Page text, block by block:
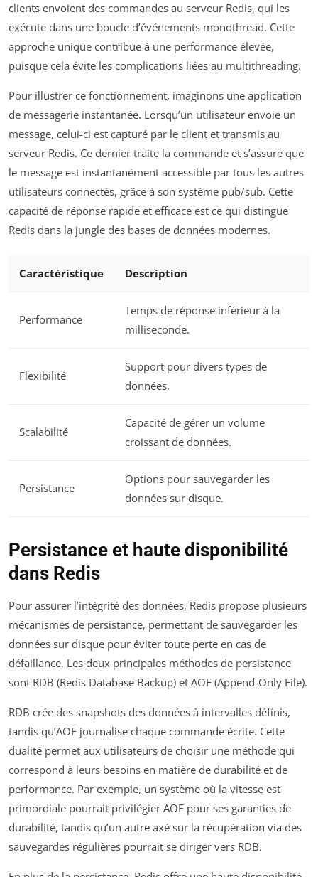
clients envoient des commandes au serveur Redis, qui les
exécute dans une boucle d’événements monothread. Cette
approche unique contribue à une performance élevée,
puisque cela évite les complications liées au multithreading.
Pour illustrer ce fonctionnement, imaginons une application
de messagerie instantanée. Lorsqu’un utilisateur envoie un
message, celui-ci est capturé par le client et transmis au
serveur Redis. Ce dernier traite la commande et s’assure que
le message est instantanément accessible par tous les autres
utilisateurs connectés, grâce à son système pub/sub. Cette
capacité de réponse rapide et efficace est ce qui distingue
Redis dans la jungle des bases de données modernes.
Caractéristique Description
Performance
Temps de réponse inférieur à la
milliseconde.
Flexibilité
Support pour divers types de
données.
Scalabilité
Capacité de gérer un volume
croissant de données.
Persistance
Options pour sauvegarder les
données sur disque.
Persistance et haute disponibilité
dans Redis
Pour assurer l’intégrité des données, Redis propose plusieurs
mécanismes de persistance, permettant de sauvegarder les
données sur disque pour éviter toute perte en cas de
défaillance. Les deux principales méthodes de persistance
sont RDB (Redis Database Backup) et AOF (Append-Only File).
RDB crée des snapshots des données à intervalles définis,
tandis qu’AOF journalise chaque commande écrite. Cette
dualité permet aux utilisateurs de choisir une méthode qui
correspond à leurs besoins en matière de durabilité et de
performance. Par exemple, un système où la vitesse est
primordiale pourrait privilégier AOF pour ses garanties de
durabilité, tandis qu’un autre axé sur la récupération via des
sauvegardes régulières pourrait se diriger vers RDB.